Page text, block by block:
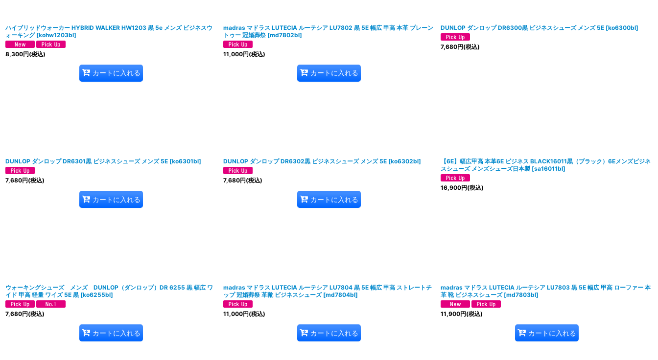
ハイブリッドウォーカー HYBRID WALKER HW1203 黒 5e メンズ ビジネスウ
ォーキング [kohw1203bl]
8,300円(税込)
カートに入れる
madras マドラス LUTECIA ルーテシア LU7802 黒 5E 幅広 甲高 本革 プレーン
トゥー 冠婚葬祭 [md7802bl]
11,000円(税込)
カートに入れる
DUNLOP ダンロップ DR6300黒 ビジネスシューズ メンズ 5E [ko6300bl]
7,680円(税込)
DUNLOP ダンロップ DR6301黒 ビジネスシューズ メンズ 5E [ko6301bl]
7,680円(税込)
カートに入れる
DUNLOP ダンロップ DR6302黒 ビジネスシューズ メンズ 5E [ko6302bl]
7,680円(税込)
カートに入れる
【6E】幅広甲高 本革6E ビジネス BLACK16011黒（ブラック）6Eメンズビジネ
スシューズ メンズシューズ日本製 [sa16011bl]
16,900円(税込)
ウォーキングシューズ メンズ DUNLOP（ダンロップ）DR 6255 黒 幅広 ワ
イド 甲高 軽量 ワイズ 5E 黒 [ko6255bl]
7,680円(税込)
カートに入れる
madras マドラス LUTECIA ルーテシア LU7804 黒 5E 幅広 甲高 ストレートチ
ップ 冠婚葬祭 革靴 ビジネスシューズ [md7804bl]
11,000円(税込)
カートに入れる
madras マドラス LUTECIA ルーテシア LU7803 黒 5E 幅広 甲高 ローファー 本
革 靴 ビジネスシューズ [md7803bl]
11,900円(税込)
カートに入れる